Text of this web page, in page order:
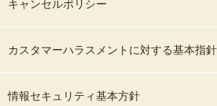
キャンセルポリシー
カスタマーハラスメントに対する基本指針
情報セキュリティ基本方針